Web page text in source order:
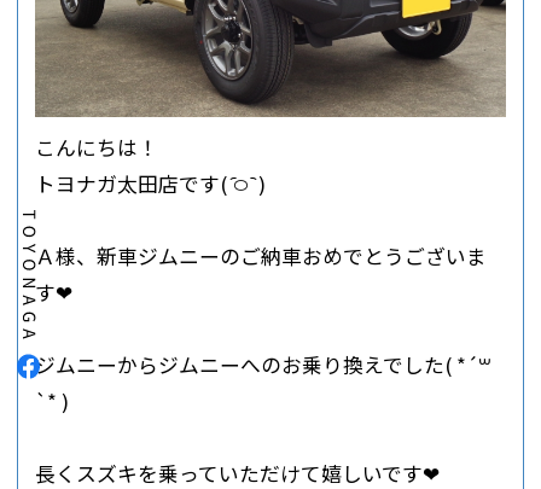
こんにちは！
トヨナガ太田店です‪( ᷇࿀ ᷆ )‬
Ａ様、新車ジムニーのご納車おめでとうございま
す‪❤︎
ジムニーからジムニーへのお乗り換えでした‪( *´꒳
`* )
長くスズキを乗っていただけて嬉しいです‪❤︎